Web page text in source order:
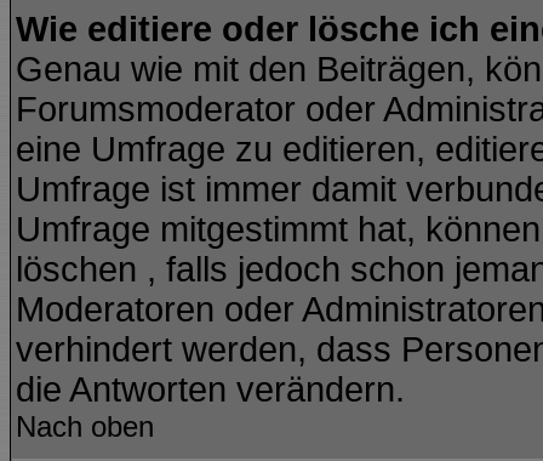
Wie editiere oder lösche ich
Genau wie mit den Beiträgen,
Forumsmoderator oder
eine Umfrage zu editieren,
Umfrage ist immer damit
Umfrage mitgestimmt hat,
löschen , falls jedoch schon
Moderatoren oder
verhindert werden, dass
die Antworten verändern.
Nach oben